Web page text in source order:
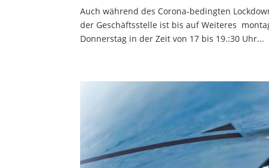
Auch während des Corona-bedingten
der Geschäftsstelle ist bis auf Weiteres
Donnerstag in der Zeit von 17 bis 19.:30 Uhr...